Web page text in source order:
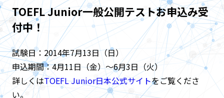
TOEFL Junior一般公開テストお申込み受
付中！
試験日：2014年7月13日（日）
申込期間：4月11日（金）～6月3日（火）
詳しくはTOEFL Junior日本公式サイトをご覧くださ
い。